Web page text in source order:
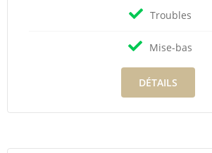
Troubles
Mise-bas
DÉTAILS